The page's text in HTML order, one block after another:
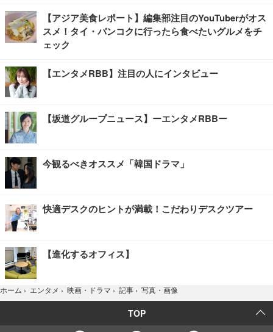
【アジア美食レポート】編集部注目のYouTuberがオス
スメ！タイ・バンコクに行ったら食べたいグルメをチ
ェック
【エンタメRBB】注目の人にインタビュー
【坂道グループニュース】ーエンタメRBBー
今観るべきオススメ「韓国ドラマ」
快適デスクのヒントが満載！こだわりデスクツアー
【進化するオフィス】
ホーム › エンタメ › 映画・ドラマ › 記事 › 写真・画像
TOP